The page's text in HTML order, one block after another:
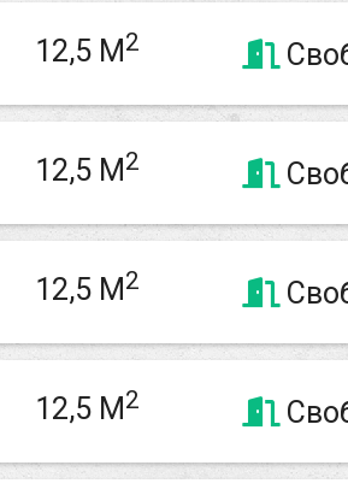
12,5 M 2
12,5 M 2
12,5 M 2
12,5 M 2